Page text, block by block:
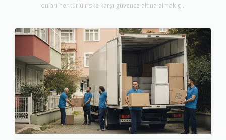
onları her türlü riske karşı güvence altına almak g...